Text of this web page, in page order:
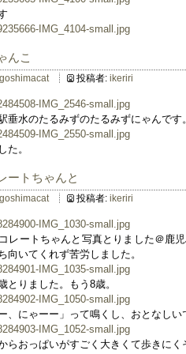
んこ
投稿者: ikeriri
垂水のたるみずのたるみずにゃんです
た。
ートちゃんと
投稿者: ikeriri
レートちゃんと写真とりました＠鹿
向いてくれず苦労しました。
とりました。もう8歳。
、にゃーー」って鳴くし、おとなしい
らおっぱいがすごく大きくて歩きにく